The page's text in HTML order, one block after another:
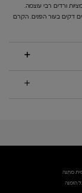
ורדים רבי עוצמה.
דקים בעור הפנים. הקרם
מתנה
הזמנה